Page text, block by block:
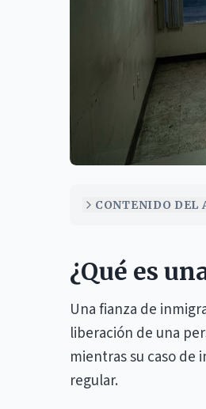
CONTENIDO DEL
¿Qué es
Una fianza de
liberación de una
mientras su caso de
regular.